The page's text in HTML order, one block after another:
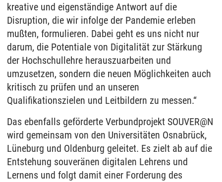
kreative und eigenständige Antwort auf die
Disruption, die wir infolge der Pandemie erleben
mußten, formulieren. Dabei geht es uns nicht nur
darum, die Potentiale von Digitalität zur Stärkung
der Hochschullehre herauszuarbeiten und
umzusetzen, sondern die neuen Möglichkeiten auch
kritisch zu prüfen und an unseren
Qualifikationszielen und Leitbildern zu messen.“
Das ebenfalls geförderte Verbundprojekt SOUVER@N
wird gemeinsam von den Universitäten Osnabrück,
Lüneburg und Oldenburg geleitet. Es zielt ab auf die
Entstehung souveränen digitalen Lehrens und
Lernens und folgt damit einer Forderung des